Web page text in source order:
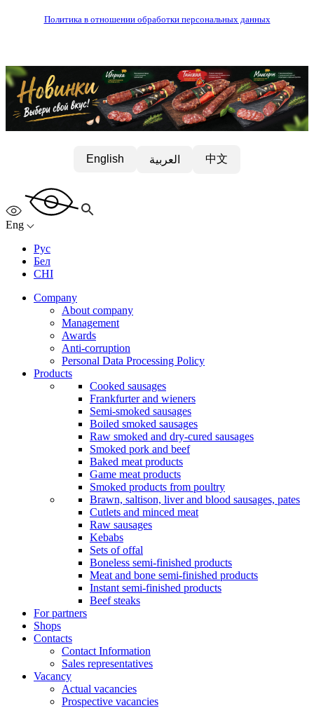
Политика в отношении обработки персональных данных
English العربية 中文
Eng
Рус
Бел
CHI
Company
About company
Management
Awards
Anti-corruption
Personal Data Processing Policy
Products
Cooked sausages
Frankfurter and wieners
Semi-smoked sausages
Boiled smoked sausages
Raw smoked and dry-cured sausages
Smoked pork and beef
Baked meat products
Game meat products
Smoked products from poultry
Brawn, saltison, liver and blood sausages, pates
Cutlets and minced meat
Raw sausages
Kebabs
Sets of offal
Boneless semi-finished products
Meat and bone semi-finished products
Instant semi-finished products
Beef steaks
For partners
Shops
Contacts
Contact Information
Sales representatives
Vacancy
Actual vacancies
Prospective vacancies